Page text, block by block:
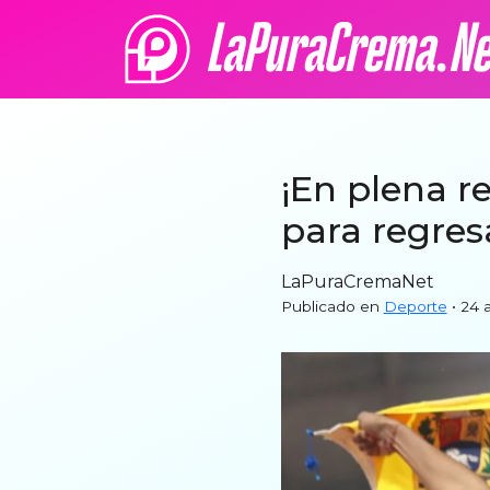
¡En plena
para
LaPuraCremaNet
Publicado en Deporte • 24